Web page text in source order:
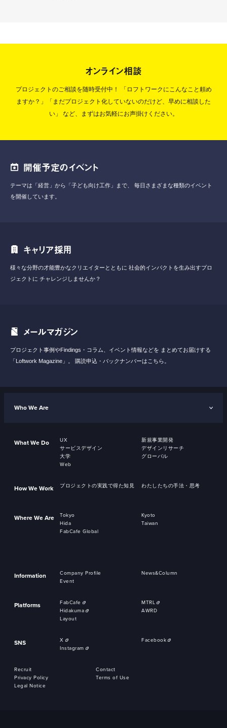
オンライン相談
プロジェクトのご相談を随時受付中！
「ロフトワークにこんなこと頼め
ますか？」「まだプロジェクト化していないのだけど、早めに相談した
い」
など、まずはお気軽にお声掛けください。
開催予定のイベント
テーマは「経営」から「子ども向け工作」まで、
毎日さまざまな種類のイベント
を開催しています。
キャリア採用
様々な分野の才能豊かなクリエイターとともに 社会的インパクトを生み出すプロ
ジェクトに チャレンジしませんか？
メールマガジン
プロジェクト事例やFindings・コラム、イベント情報などを まとめてお届けする
「Loftwork Magazine」。
購読申込・バックナンバーはこちら。
Who We Are
What We Do UX
新規事業開発
サービスデザイン
デザインリサーチ
大学
グローバル
Web
How We Work プロジェクトの実践で得た知見 わたしたちの手法・思考
Where We Are Tokyo
Kyoto
Hida
Taiwan
FabCafe Global
Information Company Profile
News&Column
Event
Platforms FabCafe
MTRL
Hidakuma
AWRD
Layout
SNS X
Facebook
Instagram
Recruit
Contact
Privacy Policy
Terms of Use
Legal Notice